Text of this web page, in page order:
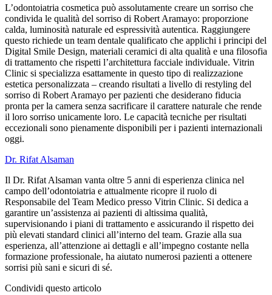
L’odontoiatria cosmetica può assolutamente creare un sorriso che
condivida le qualità del sorriso di Robert Aramayo: proporzione
calda, luminosità naturale ed espressività autentica. Raggiungere
questo richiede un team dentale qualificato che applichi i principi del
Digital Smile Design, materiali ceramici di alta qualità e una filosofia
di trattamento che rispetti l’architettura facciale individuale. Vitrin
Clinic si specializza esattamente in questo tipo di realizzazione
estetica personalizzata – creando risultati a livello di restyling del
sorriso di Robert Aramayo per pazienti che desiderano fiducia
pronta per la camera senza sacrificare il carattere naturale che rende
il loro sorriso unicamente loro. Le capacità tecniche per risultati
eccezionali sono pienamente disponibili per i pazienti internazionali
oggi.
Dr. Rifat Alsaman
Il Dr. Rifat Alsaman vanta oltre 5 anni di esperienza clinica nel
campo dell’odontoiatria e attualmente ricopre il ruolo di
Responsabile del Team Medico presso Vitrin Clinic. Si dedica a
garantire un’assistenza ai pazienti di altissima qualità,
supervisionando i piani di trattamento e assicurando il rispetto dei
più elevati standard clinici all’interno del team. Grazie alla sua
esperienza, all’attenzione ai dettagli e all’impegno costante nella
formazione professionale, ha aiutato numerosi pazienti a ottenere
sorrisi più sani e sicuri di sé.
Condividi questo articolo